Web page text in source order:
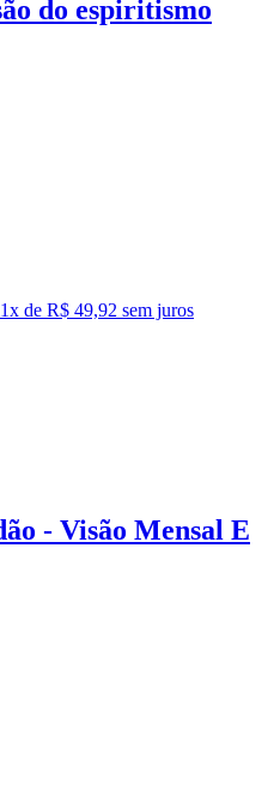
do espiritismo
1x de R$ 49,92 sem juros
- Visão Mensal E